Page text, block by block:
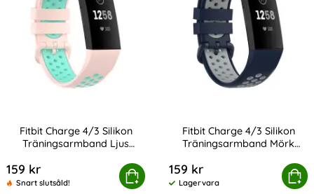
Fitbit Charge 4/3 Silikon
Träningsarmband Ljus
159 kr
Snart slutsåld!
Köp
4/3 Silikon Träningsarmband Ljus Rosa/Grön
Fitbit Charge 4/3 Silikon
Träningsarmband Mörk
159 kr
Tillgänglighet:
Lagervara
Köp
Fitbit Charge 4/3 Silikon